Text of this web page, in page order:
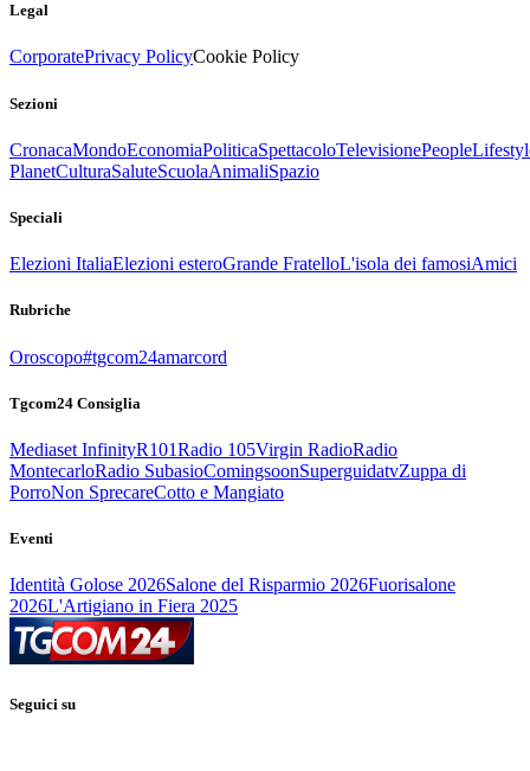
Legal
CorporatePrivacy PolicyCookie Policy
Sezioni
CronacaMondoEconomiaPoliticaSpettacoloTelevisionePeople
PlanetCulturaSaluteScuolaAnimaliSpazio
Speciali
Elezioni ItaliaElezioni esteroGrande FratelloL'isola dei famosiAmici
Rubriche
Oroscopo#tgcom24amarcord
Tgcom24 Consiglia
Mediaset InfinityR101Radio 105Virgin RadioRadio
MontecarloRadio SubasioComingsoonSuperguidatvZuppa di
PorroNon SprecareCotto e Mangiato
Eventi
Identità Golose 2026Salone del Risparmio 2026Fuorisalone
2026L'Artigiano in Fiera 2025
Seguici su